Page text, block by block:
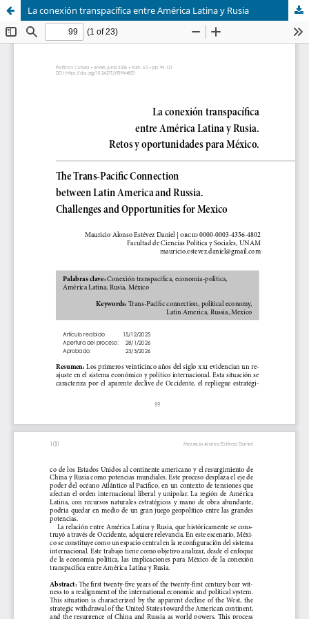
La conexión transpacífica entre América Latina y Rusia